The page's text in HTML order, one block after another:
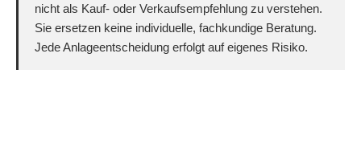
nicht als Kauf- oder Verkaufsempfehlung zu verstehen.
Sie ersetzen keine individuelle, fachkundige Beratung.
Jede Anlageentscheidung erfolgt auf eigenes Risiko.